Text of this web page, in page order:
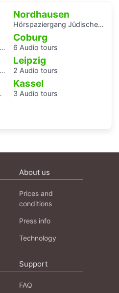
Nordhausen
Hörspaziergang Jüdische Geschichte in Nordhausen
Coburg
6 Audio tours
Leipzig
2 Audio tours
Kassel
3 Audio tours
About us
Prices and
conditions
Press info
Technology
Support
FAQ